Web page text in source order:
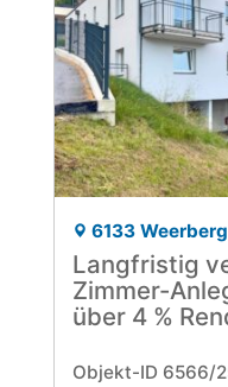
6133
Langfristig
Zimmer-
über 4 %
Objekt-ID 6566/